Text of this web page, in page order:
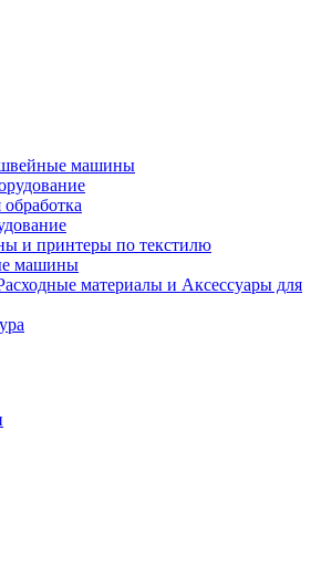
машины
и принтеры по текстилю
машины
материалы и Аксессуары для